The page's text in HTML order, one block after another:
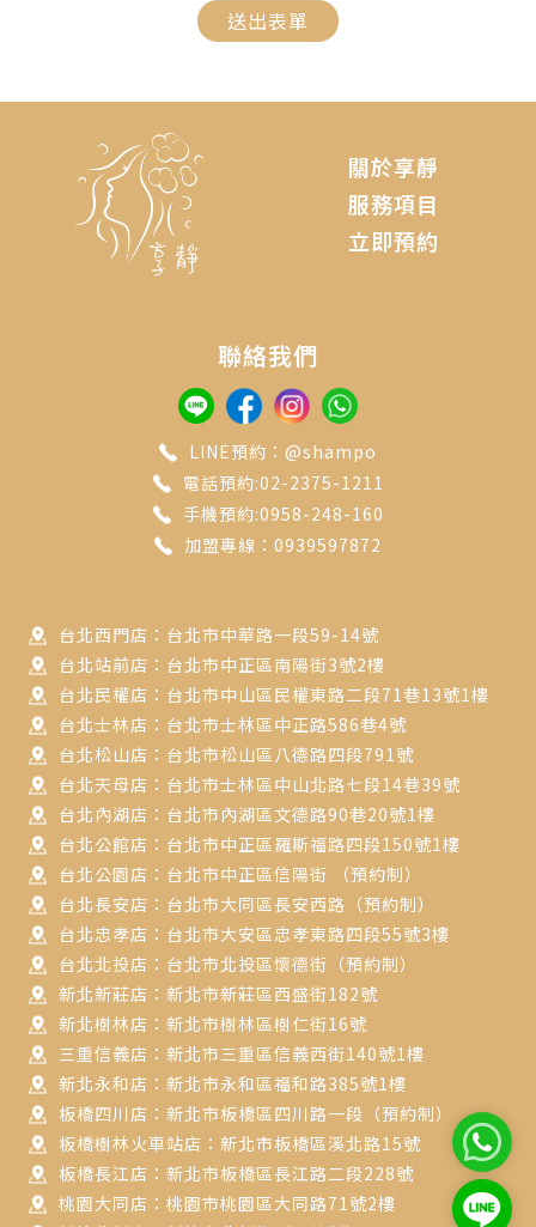
送出表單
關於享靜
服務項目
立即預約
聯絡我們
LINE預約：@shampo
電話預約:02-2375-1211
手機預約:0958-248-160
加盟專線：0939597872
台北西門店：台北市中華路一段59-14號
台北站前店：台北市中正區南陽街3號2樓
台北民權店：台北市中山區民權東路二段71巷13號1樓
台北士林店：台北市士林區中正路586巷4號
台北松山店：台北市松山區八德路四段791號
台北天母店：台北市士林區中山北路七段14巷39號
台北內湖店：台北市內湖區文德路90巷20號1樓
台北公館店：台北市中正區羅斯福路四段150號1樓
台北公園店：台北市中正區信陽街 （預約制）
台北長安店：台北市大同區長安西路（預約制）
台北忠孝店：台北市大安區忠孝東路四段55號3樓
台北北投店：台北市北投區懷德街（預約制）
新北新莊店：新北市新莊區西盛街182號
新北樹林店：新北市樹林區樹仁街16號
三重信義店：新北市三重區信義西街140號1樓
新北永和店：新北市永和區福和路385號1樓
板橋四川店：新北市板橋區四川路一段（預約制）
板橋樹林火車站店：新北市板橋區溪北路15號
板橋長江店：新北市板橋區長江路二段228號
桃園大同店：桃園市桃園區大同路71號2樓